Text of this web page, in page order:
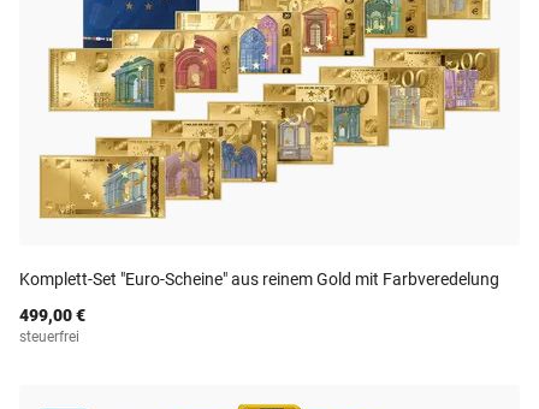
Komplett-Set "Euro-Scheine" aus reinem Gold mit Farbveredelung
499,00 €
steuerfrei